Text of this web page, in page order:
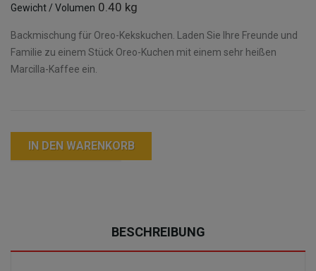
Gewicht / Volumen 0.40 kg
Backmischung für Oreo-Kekskuchen. Laden Sie Ihre Freunde und
Familie zu einem Stück Oreo-Kuchen mit einem sehr heißen
Marcilla-Kaffee ein.
IN DEN WARENKORB
BESCHREIBUNG